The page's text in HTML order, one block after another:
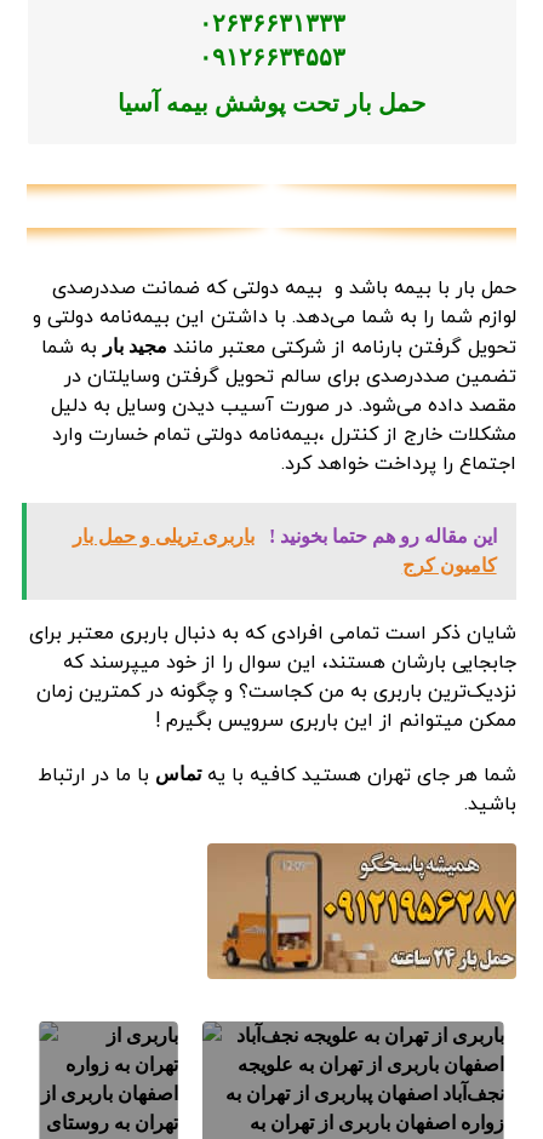
۰۲۶۳۶۶۳۱۳۳۳
۰۹۱۲۶۶۳۴۵۵۳
حمل بار تحت پوشش بیمه آسیا
حمل بار با بیمه باشد و بیمه دولتی که ضمانت صددرصدی
لوازم شما را به شما می‌دهد. با داشتن این بیمه‌نامه دولتی و
تحویل گرفتن بارنامه از شرکتی معتبر مانند مجید بار به شما
تضمین صددرصدی برای سالم تحویل گرفتن وسایلتان در
مقصد داده می‌شود. در صورت آسیب دیدن وسایل به دلیل
مشکلات خارج از کنترل ،بیمه‌نامه دولتی تمام خسارت وارد
اجتماع را پرداخت خواهد کرد.
این مقاله رو هم حتما بخونید !
باربری تریلی و حمل بار
کامیون کرج
شایان ذکر است تمامی افرادی که به دنبال باربری معتبر برای
جابجایی بارشان هستند، این سوال را از خود میپرسند که
نزدیک‌ترین باربری به من کجاست؟ و چگونه در کمترین زمان
ممکن میتوانم از این باربری سرویس بگیرم !
شما هر جای تهران هستید کافیه با یهتماس با ما در ارتباط
باشید.